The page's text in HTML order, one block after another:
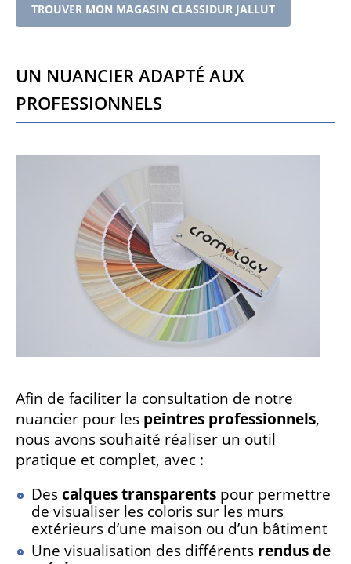
TROUVER MON MAGASIN CLASSIDUR JALLUT
Un nuancier adapté aux
professionnels
Afin de faciliter la consultation de notre
nuancier pour les peintres professionnels,
nous avons souhaité réaliser un outil
pratique et complet, avec :
Descalques transparents pour permettre
de visualiser les coloris sur les murs
extérieurs d’une maison ou d’un bâtiment
Une visualisation des différents rendus de